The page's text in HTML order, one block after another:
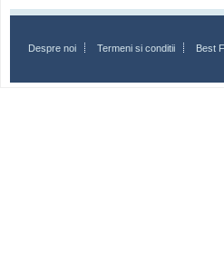
Despre noi Termeni si conditii Best